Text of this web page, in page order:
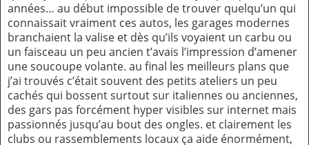
années… au début impossible de trouver quelqu’un qui
connaissait vraiment ces autos, les garages modernes
branchaient la valise et dès qu’ils voyaient un carbu ou
un faisceau un peu ancien t’avais l’impression d’amener
une soucoupe volante. au final les meilleurs plans que
j’ai trouvés c’était souvent des petits ateliers un peu
cachés qui bossent surtout sur italiennes ou anciennes,
des gars pas forcément hyper visibles sur internet mais
passionnés jusqu’au bout des ongles. et clairement les
clubs ou rassemblements locaux ça aide énormément,